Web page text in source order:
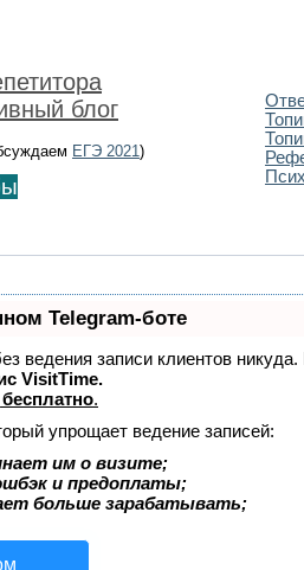
блог
ЕГЭ 2021)
Telegram-боте
ведения записи клиентов
VisitTime.
.
упрощает ведение записей:
им о визите;
и предоплаты;
больше зарабатывать;